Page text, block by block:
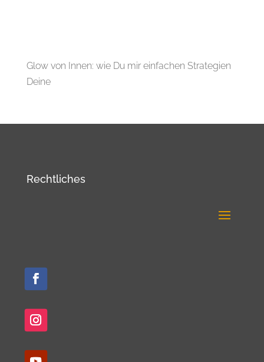
Glow von Innen: wie Du mir einfachen Strategien
Deine
Rechtliches